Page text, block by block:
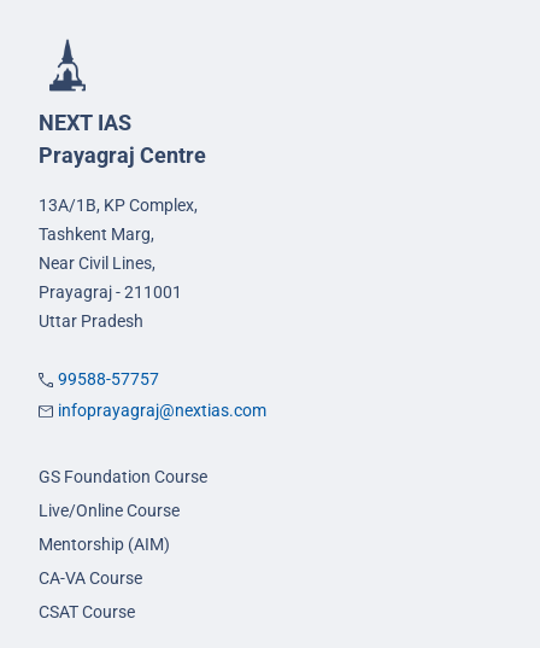
NEXT IAS
Prayagraj Centre
13A/1B, KP Complex,
Tashkent Marg,
Near Civil Lines,
Prayagraj - 211001
Uttar Pradesh
99588-57757
infoprayagraj@nextias.com
GS Foundation Course
Live/Online Course
Mentorship (AIM)
CA-VA Course
CSAT Course